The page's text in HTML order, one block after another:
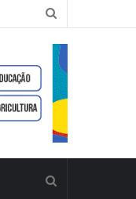
por